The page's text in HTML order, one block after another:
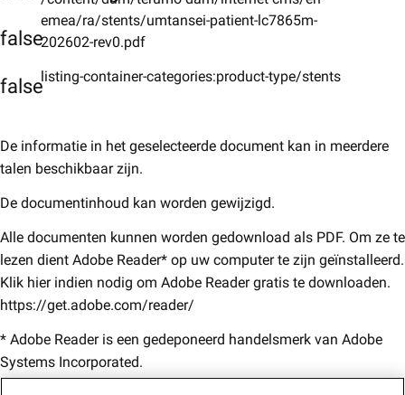
false
false
emea/ra/stents/umtansei-patient-lc7865m-
202602-rev0.pdf
listing-container-categories:product-type/stents
De informatie in het geselecteerde document kan in meerdere
talen beschikbaar zijn.
De documentinhoud kan worden gewijzigd.
Alle documenten kunnen worden gedownload als PDF. Om ze te
lezen dient Adobe Reader* op uw computer te zijn geïnstalleerd.
Klik hier indien nodig om Adobe Reader gratis te downloaden.
https://get.adobe.com/reader/
* Adobe Reader is een gedeponeerd handelsmerk van Adobe
Systems Incorporated.